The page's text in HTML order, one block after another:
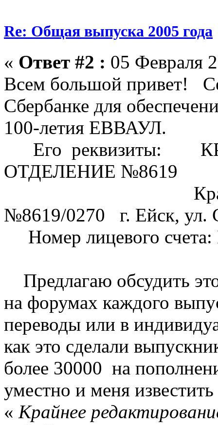
Re: Общая выпуска 2005 года
« Ответ #2 : 05 Февраля
Всем большой привет!
Сбербанке для
100-летия ЕВВАУЛ.
Его реквизиты:
ОТДЕЛЕНИЕ №8619
№8619/0270 г. Ейск, ул.
Номер лицевого
Предлагаю обсудить
на форумах каждого
переводы или в
как это сделали
более 30000 на
уместно и меня
« Крайнее